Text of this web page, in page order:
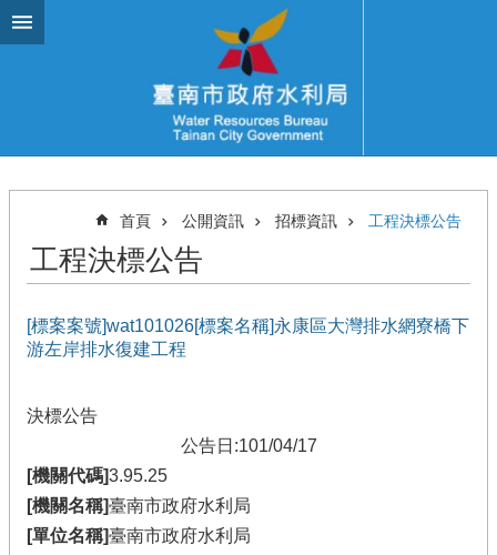
跳到主要內容區塊
首頁 公開資訊 招標資訊 工程決標公告
工程決標公告
[標案案號]wat101026[標案名稱]永康區大灣排水網寮橋下
游左岸排水復建工程
決標公告
公告日:101/04/17
[機關代碼]3.95.25
[機關名稱]臺南市政府水利局
[單位名稱]臺南市政府水利局